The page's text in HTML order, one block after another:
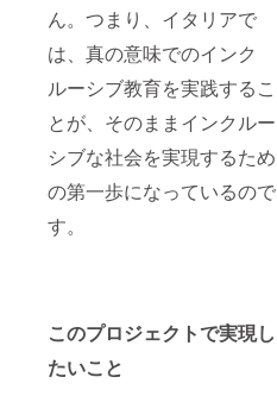
ん。つまり、イタリアで
は、真の意味でのインク
ルーシブ教育を実践するこ
とが、そのままインクルー
シブな社会を実現するため
の第一歩になっているので
す。
このプロジェクトで実現し
たいこと